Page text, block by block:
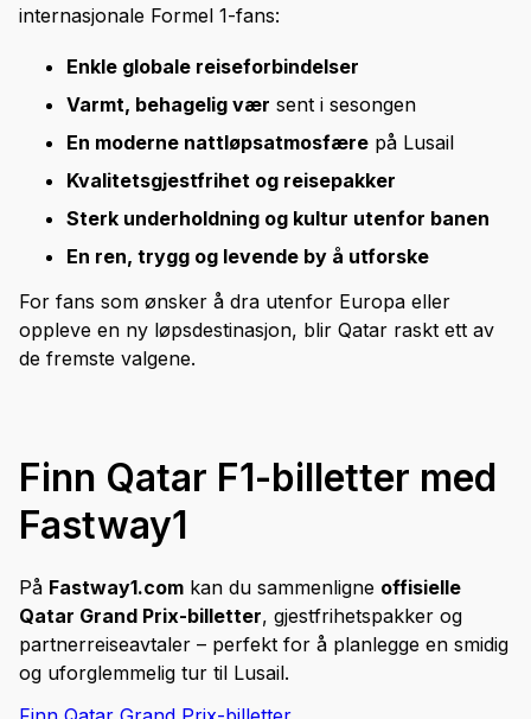
internasjonale Formel 1-fans:
Enkle globale reiseforbindelser
Varmt, behagelig vær sent i sesongen
En moderne nattløpsatmosfære på Lusail
Kvalitetsgjestfrihet og reisepakker
Sterk underholdning og kultur utenfor banen
En ren, trygg og levende by å utforske
For fans som ønsker å dra utenfor Europa eller
oppleve en ny løpsdestinasjon, blir Qatar raskt ett av
de fremste valgene.
Finn Qatar F1-billetter med
Fastway1
På Fastway1.com kan du sammenligne offisielle
Qatar Grand Prix-billetter, gjestfrihetspakker og
partnerreiseavtaler – perfekt for å planlegge en smidig
og uforglemmelig tur til Lusail.